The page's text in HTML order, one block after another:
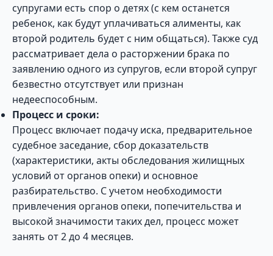
супругами есть спор о детях (с кем останется
ребенок, как будут уплачиваться алименты, как
второй родитель будет с ним общаться). Также суд
рассматривает дела о расторжении брака по
заявлению одного из супругов, если второй супруг
безвестно отсутствует или признан
недееспособным.
Процесс и сроки:
Процесс включает подачу иска, предварительное
судебное заседание, сбор доказательств
(характеристики, акты обследования жилищных
условий от органов опеки) и основное
разбирательство. С учетом необходимости
привлечения органов опеки, попечительства и
высокой значимости таких дел, процесс может
занять от 2 до 4 месяцев.